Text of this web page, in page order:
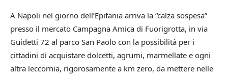
A Napoli nel giorno dell’Epifania arriva la “calza sospesa”
presso il mercato Campagna Amica di Fuorigrotta, in via
Guidetti 72 al parco San Paolo con la possibilità per i
cittadini di acquistare dolcetti, agrumi, marmellate e ogni
altra leccornia, rigorosamente a km zero, da mettere nelle